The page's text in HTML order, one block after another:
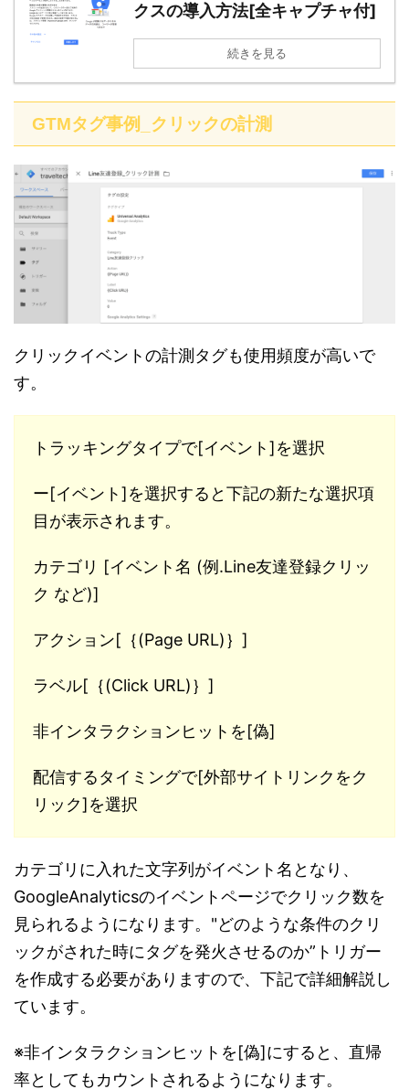
クスの導入方法[全キャプチャ付]
続きを見る
GTMタグ事例_クリックの計測
クリックイベントの計測タグも使用頻度が高いで
す。
トラッキングタイプで[イベント]を選択
ー[イベント]を選択すると下記の新たな選択項
目が表示されます。
カテゴリ [イベント名 (例.Line友達登録クリッ
ク など)]
アクション[｛(Page URL)｝]
ラベル[｛(Click URL)｝]
非インタラクションヒットを[偽]
配信するタイミングで[外部サイトリンクをク
リック]を選択
カテゴリに入れた文字列がイベント名となり、
GoogleAnalyticsのイベントページでクリック数を
見られるようになります。"どのような条件のクリ
ックがされた時にタグを発火させるのか”トリガー
を作成する必要がありますので、下記で詳細解説し
ています。
※非インタラクションヒットを[偽]にすると、直帰
率としてもカウントされるようになります。